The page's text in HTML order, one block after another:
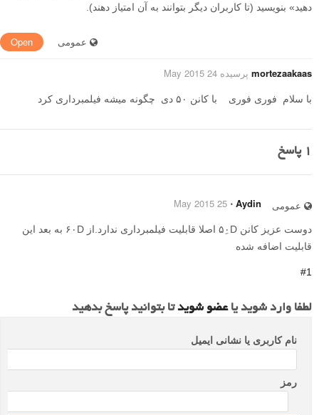
دهید» بنویسید (تا کاربران دیگر بتوانند به آن امتیاز دهند).
Open عمومی
mortezaakaas پرسیده 24 May 2015
با سلام فوری فوری با کانن ۵۰ دی چگونه میشه فیلمبرداری کرد
1 پاسخ
عمومی Aydin
⋅
25 May 2015
دوست عزیز کانن ۵۰ِD اصلا قابلیت فیلمبرداری ندارد.از ۶۰D به بعد این
قابلیت اضافه شده
#1
لطفا وارد شوید یاعضو شویدتا بتوانید پاسخ بدهید
نام کاربری یا نشانی ایمیل
رمز